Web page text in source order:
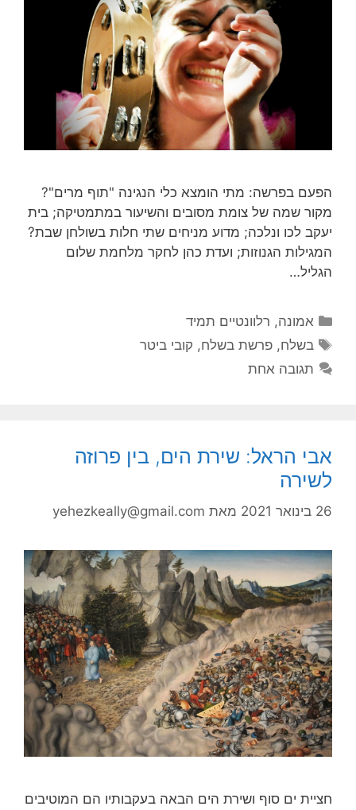
‏הפעם בפרשה: מתי הומצא כלי הנגינה "תוף מרים"?
מקור שמה של צומת מסובים והשיעור במתמטיקה; בית
יעקב לכו ונלכה; מדוע מניחים שתי חלות בשולחן שבת?
המגילות הגנוזות; ועדת כהן לחקר מלחמת שלום
הגליל…
קטגוריות
אמונה, רלוונטיים תמיד
תגיות
בשלח,פרשת בשלח, קובי ביטר
תגובה אחת
אבי הראל: שירת הים, בין פרוזה
לשירה
26 בינואר 2021 מאת yehezkeally@gmail.com
חציית ים סוף ושירת הים הבאה בעקבותיו הם המוטיבים